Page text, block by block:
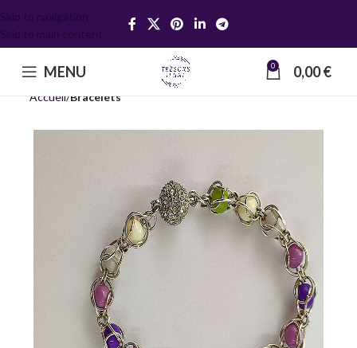
Skip to navigation
Skip to main content
MENU 0 0,00€
Accueil Bracelets